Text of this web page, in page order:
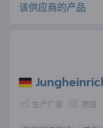
该供应商的产品
生产厂家 德国